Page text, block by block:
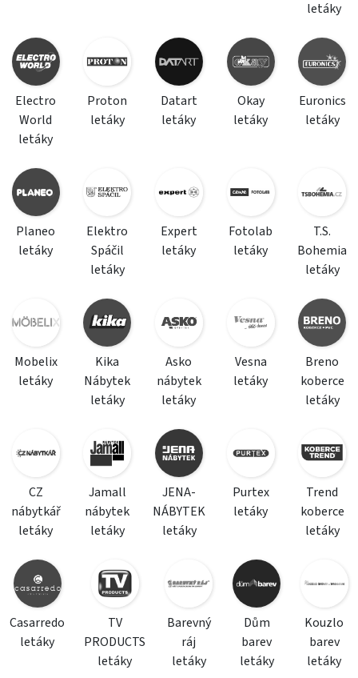
letáky
Electro
World
letáky
Proton
letáky
Datart
letáky
Okay
letáky
Euronics
letáky
Planeo
letáky
Elektro
Spáčil
letáky
Expert
letáky
Fotolab
letáky
T.S.
Bohemia
letáky
Mobelix
letáky
Kika
Nábytek
letáky
Asko
nábytek
letáky
Vesna
letáky
Breno
koberce
letáky
CZ
nábytkář
letáky
Jamall
nábytek
letáky
JENA-
NÁBYTEK
letáky
Purtex
letáky
Trend
koberce
letáky
Casarredo
letáky
TV
PRODUCTS
letáky
Barevný
ráj
letáky
Dům
barev
letáky
Kouzlo
barev
letáky